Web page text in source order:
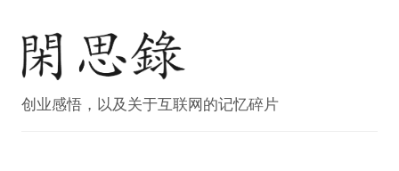
创业感悟，以及关于互联网的记忆碎片